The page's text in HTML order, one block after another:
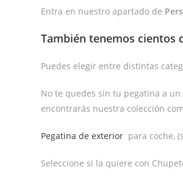
Entra en nuestro apartado de
También tenemos cientos
Puedes elegir entre distintas
No te quedes sin tu pegatina a un
encontrarás nuestra colección
Pegatina de exterior para coche,
Seleccione si la quiere con